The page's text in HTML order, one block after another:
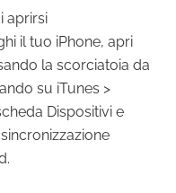
aprirsi
il tuo iPhone, apri
la scorciatoia da
su iTunes >
Dispositivi e